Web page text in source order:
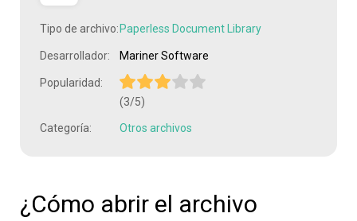
Tipo de archivo: Paperless Document Library
Desarrollador: Mariner Software
Popularidad:
(3/5)
Categoría: Otros archivos
¿Cómo abrir el archivo